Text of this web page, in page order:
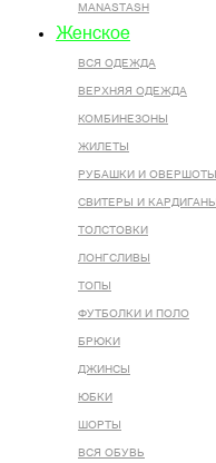
MANASTASH
Женское
ВСЯ ОДЕЖДА
ВЕРХНЯЯ ОДЕЖДА
КОМБИНЕЗОНЫ
ЖИЛЕТЫ
РУБАШКИ И ОВЕРШОТЫ
СВИТЕРЫ И КАРДИГАНЫ
ТОЛСТОВКИ
ЛОНГСЛИВЫ
ТОПЫ
ФУТБОЛКИ И ПОЛО
БРЮКИ
ДЖИНСЫ
ЮБКИ
ШОРТЫ
ВСЯ ОБУВЬ